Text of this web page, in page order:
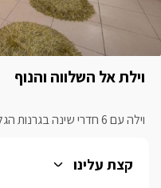
וילת אל השלווה והנוף
וילה עם 6 חדרי שינה בגרנות הגליל בגליל המערבי
קצת עלינו